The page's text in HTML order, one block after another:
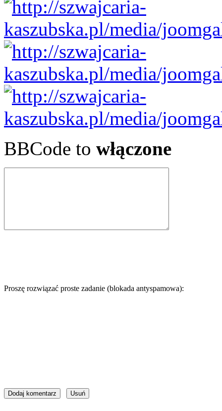
BBCode to włączone
Proszę rozwiązać proste zadanie (blokada antyspamowa):